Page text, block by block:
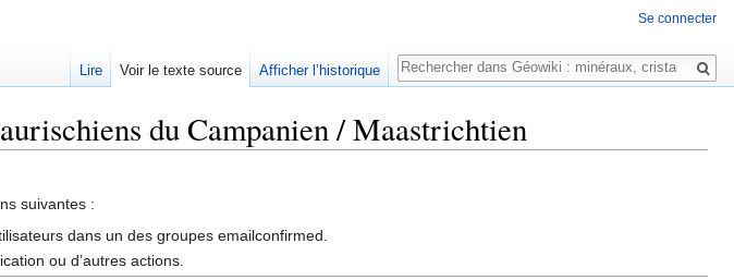
du Campanien / Maastrichtien
suivantes :
dans un des groupes emailconfirmed.
ou d’autres actions.
Se connecter
Lire Voir le texte source Afficher l’historique
Rechercher